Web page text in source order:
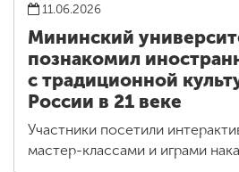
11.06.2026
Мининский
познакомил
с традиционной
России в 21 веке
Участники посетили
мастер-классами и играми